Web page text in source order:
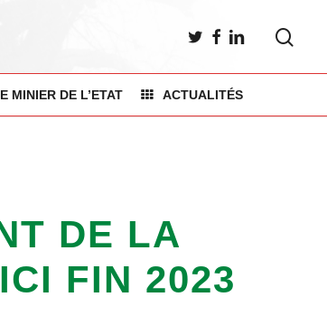
TWITTER
FACEBOOK
LINKEDIN
MINIER DE L’ETAT ACTUALITÉS
DE LA
FIN 2023